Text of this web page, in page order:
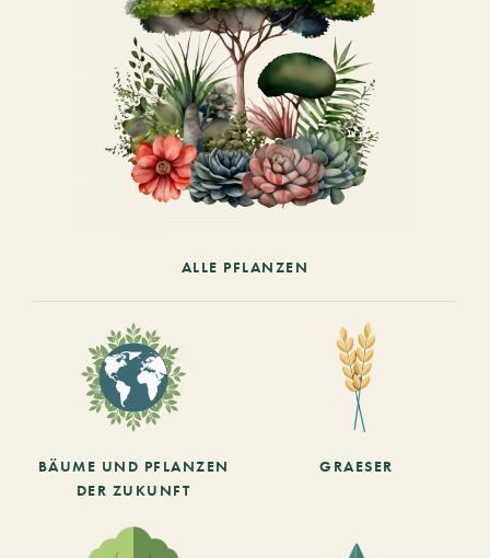
ALLE PFLANZEN
BÄUME UND PFLANZEN
DER ZUKUNFT
GRAESER